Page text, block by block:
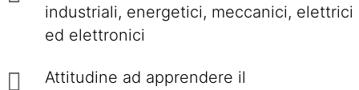
industriali, energetici, meccanici, elettrici
ed elettronici
Attitudine ad apprendere il